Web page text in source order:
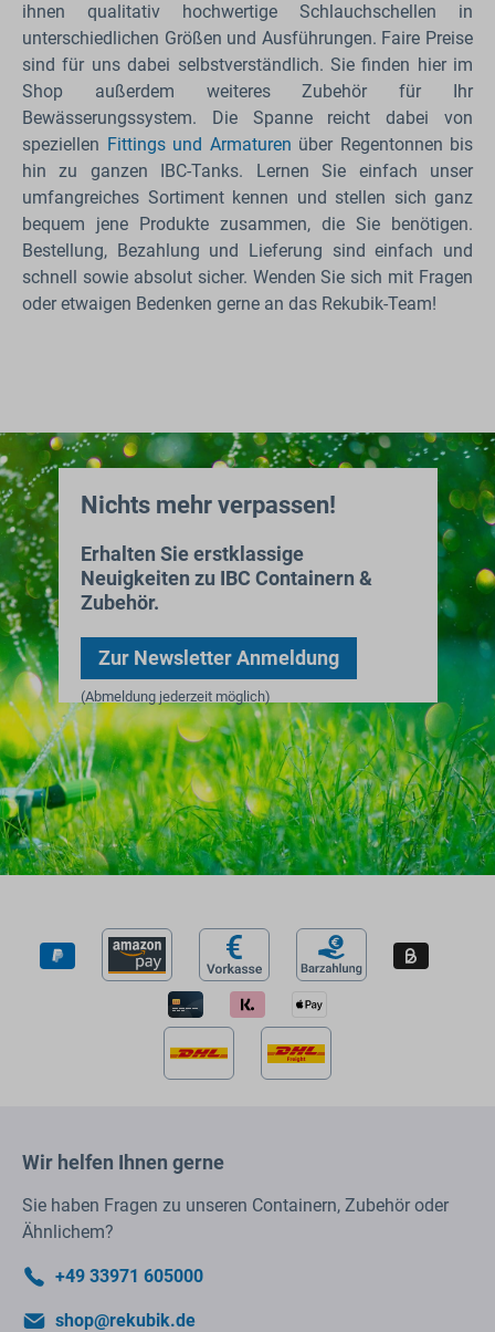
ihnen qualitativ hochwertige Schlauchschellen in
unterschiedlichen Größen und Ausführungen. Faire Preise
sind für uns dabei selbstverständlich. Sie finden hier im
Shop außerdem weiteres Zubehör für Ihr
Bewässerungssystem. Die Spanne reicht dabei von
speziellen Fittings und Armaturen über Regentonnen bis
hin zu ganzen IBC-Tanks. Lernen Sie einfach unser
umfangreiches Sortiment kennen und stellen sich ganz
bequem jene Produkte zusammen, die Sie benötigen.
Bestellung, Bezahlung und Lieferung sind einfach und
schnell sowie absolut sicher. Wenden Sie sich mit Fragen
oder etwaigen Bedenken gerne an das Rekubik-Team!
Nichts mehr verpassen!
Erhalten Sie erstklassige
Neuigkeiten zu IBC Containern &
Zubehör.
Zur Newsletter Anmeldung
(Abmeldung jederzeit möglich)
Wir helfen Ihnen gerne
Sie haben Fragen zu unseren Containern, Zubehör oder
Ähnlichem?
+49 33971 605000
shop@rekubik.de